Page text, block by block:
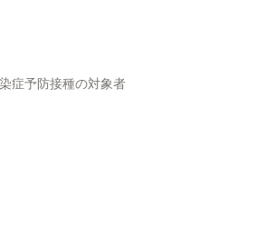
症予防接種の対象者